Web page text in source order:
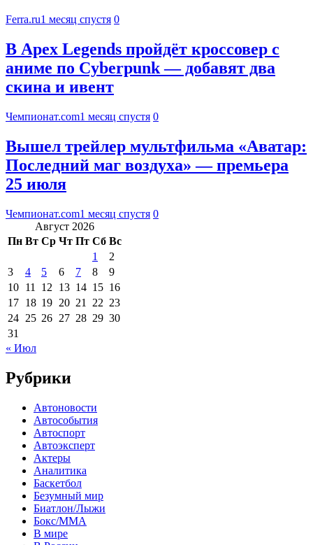
Ferra.ru1 месяц спустя 0
В Apex Legends пройдёт кроссовер с
аниме по Cyberpunk — добавят два
скина и ивент
Чемпионат.com1 месяц спустя 0
Вышел трейлер мультфильма «Аватар:
Последний маг воздуха» — премьера
25 июля
Чемпионат.com1 месяц спустя 0
Август 2026
Пн Вт Ср Чт Пт Сб Вс
1
2
3
4 5 6 7 8
9
10 11 12 13 14 15 16
17 18 19 20 21 22 23
24 25 26 27 28 29 30
31
« Июл
Рубрики
Автоновости
Автособытия
Автоспорт
Автоэксперт
Актеры
Аналитика
Баскетбол
Безумный мир
Биатлон/Лыжи
Бокс/MMA
В мире